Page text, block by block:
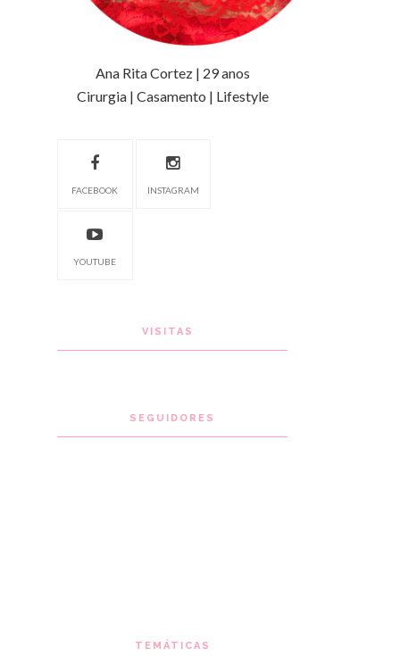
Ana Rita Cortez | 29 anos
Cirurgia | Casamento | Lifestyle
FACEBOOK INSTAGRAM
YOUTUBE
VISITAS
SEGUIDORES
TEMÁTICAS